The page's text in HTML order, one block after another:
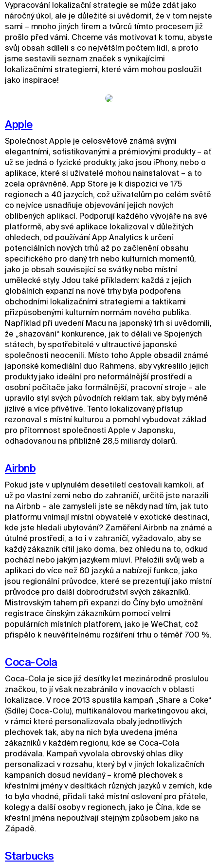
Vypracování lokalizační strategie se může zdát jako
náročný úkol, ale je důležité si uvědomit, že v tom nejste
sami – mnoho jiných firem a tvůrců tímto procesem již
prošlo před vámi. Chceme vás motivovat k tomu, abyste
svůj obsah sdíleli s co největším počtem lidí, a proto
jsme sestavili seznam značek s vynikajícími
lokalizačními strategiemi, které vám mohou posloužit
jako inspirace!
Apple
Společnost Apple je celosvětově známá svými
elegantními, sofistikovanými a prémiovými produkty – ať
už se jedná o fyzické produkty, jako jsou iPhony, nebo o
aplikace, které si uživatelé mohou nainstalovat – a to
zcela oprávněně. App Store je k dispozici ve 175
regionech a 40 jazycích, což uživatelům po celém světě
co nejvíce usnadňuje objevování jejich nových
oblíbených aplikací. Podporují každého vývojáře na své
platformě, aby své aplikace lokalizoval v důležitých
ohledech, od používání App Analytics k určení
potenciálních nových trhů až po začlenění obsahu
specifického pro daný trh nebo kulturních momentů,
jako je obsah související se svátky nebo místní
umělecké styly. Jdou také příkladem: každá z jejich
globálních expanzí na nové trhy byla podpořena
obchodními lokalizačními strategiemi a taktikami
přizpůsobenými kulturním normám nového publika.
Například při uvedení Macu na japonský trh si uvědomili,
že „shazování“ konkurence, jak to dělali ve Spojených
státech, by spotřebitelé v ultrauctivé japonské
společnosti neocenili. Místo toho Apple obsadil známé
japonské komediální duo Rahmens, aby vykreslilo jejich
produkty jako ideální pro neformálnější prostředí a
osobní počítače jako formálnější, pracovní stroje – ale
upravilo styl svých původních reklam tak, aby byly méně
jízlivé a více přívětivé. Tento lokalizovaný přístup
rezonoval s místní kulturou a pomohl vybudovat základ
pro přítomnost společnosti Apple v Japonsku,
odhadovanou na přibližně 28,5 miliardy dolarů.
Airbnb
Pokud jste v uplynulém desetiletí cestovali kamkoli, ať
už po vlastní zemi nebo do zahraničí, určitě jste narazili
na Airbnb – ale zamysleli jste se někdy nad tím, jak tuto
platformu vnímají místní obyvatelé v exotické destinaci,
kde jste hledali ubytování? Zaměření Airbnb na známé a
útulné prostředí, a to i v zahraničí, vyžadovalo, aby se
každý zákazník cítil jako doma, bez ohledu na to, odkud
pochází nebo jakým jazykem mluví. Přeložili svůj web a
aplikaci do více než 60 jazyků a nabízejí funkce, jako
jsou regionální průvodce, které se prezentují jako místní
průvodce pro další dobrodružství svých zákazníků.
Mistrovským tahem při expanzi do Číny bylo umožnění
registrace čínským zákazníkům pomocí velmi
populárních místních platforem, jako je WeChat, což
přispělo k neuvěřitelnému rozšíření trhu o téměř 700 %.
Coca-Cola
Coca-Cola je sice již desítky let mezinárodně proslulou
značkou, to jí však nezabránilo v inovacích v oblasti
lokalizace. V roce 2013 spustila kampaň „Share a Coke“
(Sdílej Coca-Colu), multikanálovou marketingovou akci,
v rámci které personalizovala obaly jednotlivých
plechovek tak, aby na nich byla uvedena jména
zákazníků v každém regionu, kde se Coca-Cola
prodávala. Kampaň vyvolala obrovský ohlas díky
personalizaci v rozsahu, který byl v jiných lokalizačních
kampaních dosud nevídaný – kromě plechovek s
křestními jmény v desítkách různých jazyků v zemích, kde
to bylo vhodné, přidali také místní oslovení pro přátele,
kolegy a další osoby v regionech, jako je Čína, kde se
křestní jména nepoužívají stejným způsobem jako na
Západě.
Starbucks